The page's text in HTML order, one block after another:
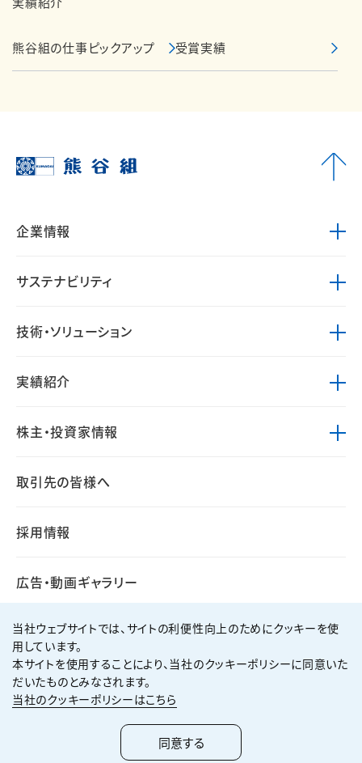
熊谷組の仕事ピックアップ 受賞実績
企業情報
サステナビリティ
技術・ソリューション
実績紹介
株主・投資家情報
取引先の皆様へ
採用情報
広告・動画ギャラリー
個人情報保護方針
サイト利用規約
サイトマップ
2026KUMAGAI GUMI CO.,LTD All Rights Reserved.
当社ウェブサイトでは、サイトの利便性向上のためにクッキーを使
用しています。
本サイトを使用することにより、当社のクッキーポリシーに同意いた
だいたものとみなされます。
当社のクッキーポリシーはこちら
同意する